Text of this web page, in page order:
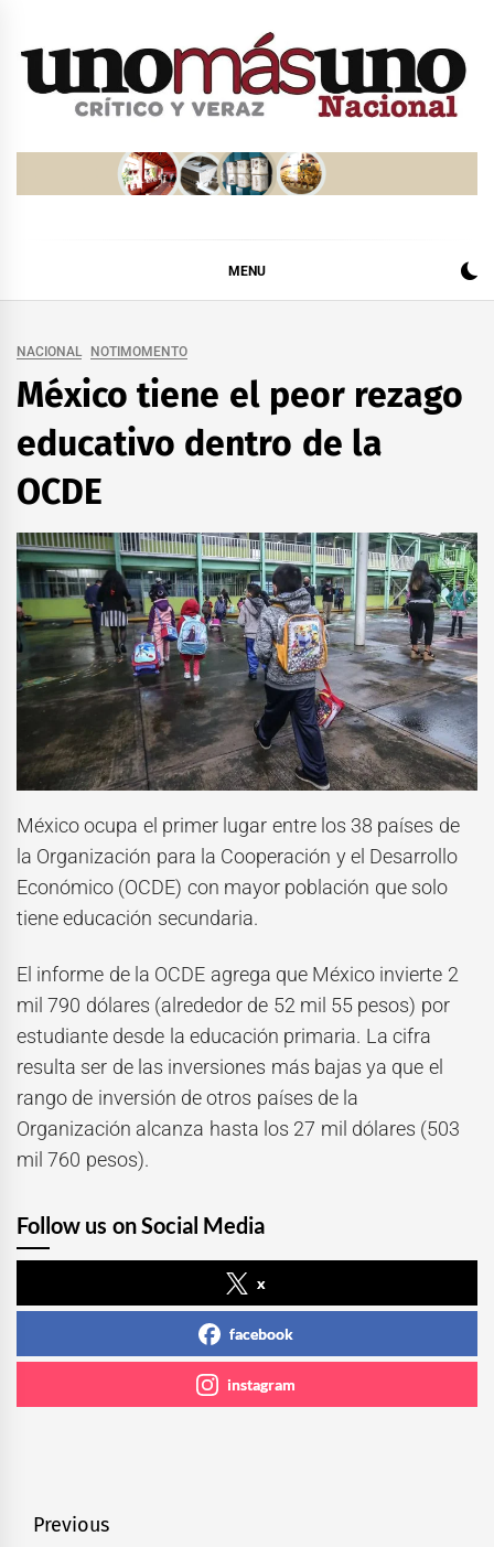
MENU
NACIONAL NOTIMOMENTO
México tiene el peor rezago
educativo dentro de la
OCDE
México ocupa el primer lugar entre los 38 países de
la Organización para la Cooperación y el Desarrollo
Económico (OCDE) con mayor población que solo
tiene educación secundaria.
El informe de la OCDE agrega que México invierte 2
mil 790 dólares (alrededor de 52 mil 55 pesos) por
estudiante desde la educación primaria. La cifra
resulta ser de las inversiones más bajas ya que el
rango de inversión de otros países de la
Organización alcanza hasta los 27 mil dólares (503
mil 760 pesos).
Follow us on Social Media
x
facebook
instagram
Navegación
Previous